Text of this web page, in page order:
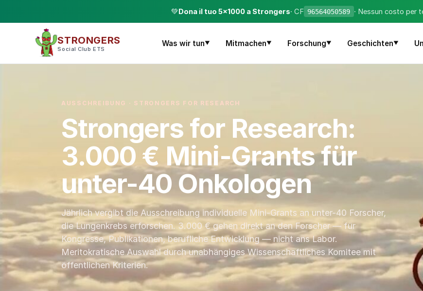
💚Dona il tuo 5×1000 a Strongers· CF 96564050589 · Nessun costo per
STRONGERS
Social Club ETS
Was wir tun▼ Mitmachen▼ Forschung▼ Geschichten▼
AUSSCHREIBUNG · STRONGERS FOR RESEARCH
Strongers for Research:
3.000 € Mini-Grants für
unter-40 Onkologen
Jährlich vergibt die Ausschreibung individuelle Mini-Grants an unter-40 Forscher,
die Lungenkrebs erforschen. 3.000 € gehen direkt an den Forscher — für
Kongresse, Publikationen, berufliche Entwicklung — nicht ans Labor.
Meritokratische Auswahl durch unabhängiges Wissenschaftliches Komitee mit
öffentlichen Kriterien.